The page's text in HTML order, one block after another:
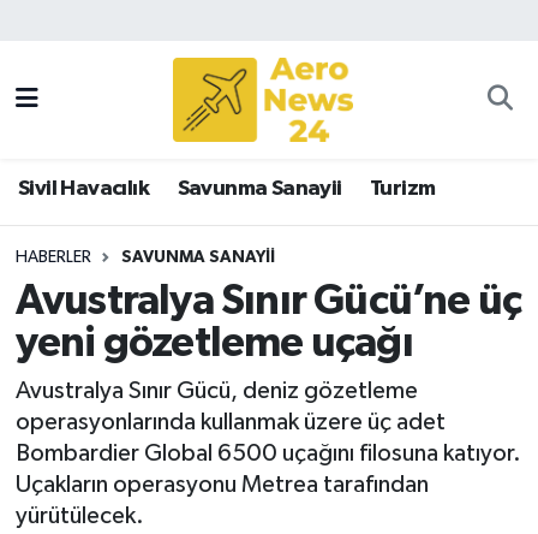
Sivil Havacılık Savunma Sanayii Turizm
HABERLER SAVUNMA SANAYII
Avustralya Sınır Gücü’ne üç
yeni gözetleme uçağı
Avustralya Sınır Gücü, deniz gözetleme
operasyonlarında kullanmak üzere üç adet
Bombardier Global 6500 uçağını filosuna katıyor.
Uçakların operasyonu Metrea tarafından
yürütülecek.